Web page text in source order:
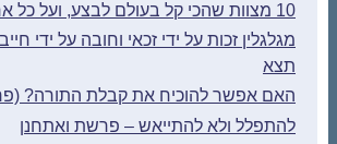
10 מצוות שהכי קל בעולם לבצע, ועל כל אחת שכר עצום
מגלגלין זכות על ידי זכאי וחובה על ידי
תצא
האם אפשר להוכיח את קבלת התורה?
להתפלל ולא להתייאש – פרשת ואתחנן